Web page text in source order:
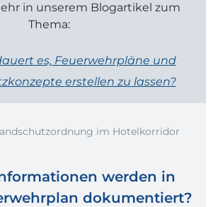
in unserem Blogartikel zum
Thema:
es, Feuerwehrpläne und
erstellen zu lassen?
werden in
dokumentiert?